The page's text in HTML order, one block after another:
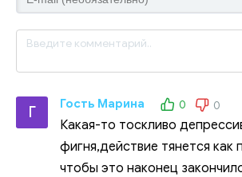
Г Гость Марина 0 0
Какая-то тоскливо
фигня,действие тянется как
чтобы это наконец